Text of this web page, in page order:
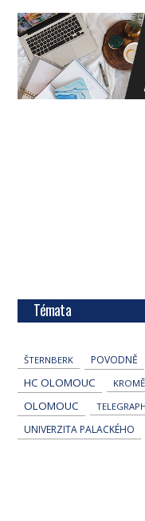
Témata
ŠTERNBERK POVODNĚ
HC OLOMOUC
OLOMOUC TELEGRAPH
UNIVERZITA PALACKÉHO